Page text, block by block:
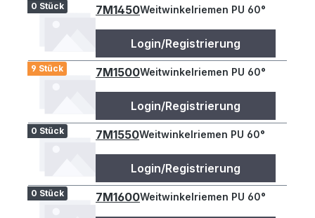
0 Stück 7M1450Weitwinkelriemen PU 60°
Login/Registrierung
9 Stück 7M1500Weitwinkelriemen PU 60°
Login/Registrierung
0 Stück 7M1550Weitwinkelriemen PU 60°
Login/Registrierung
0 Stück 7M1600Weitwinkelriemen PU 60°